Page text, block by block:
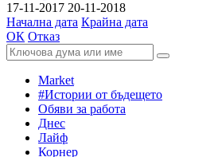
17-11-2017 20-11-2018
Начална дата Крайна дата
ОК Отказ
Market
#Истории от бъдещето
Обяви за работа
Днес
Лайф
Корнер